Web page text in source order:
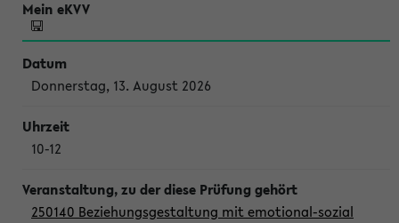
Donnerstag, 13. August 2026
10-12
250140 Beziehungsgestaltung mit emotional-sozial